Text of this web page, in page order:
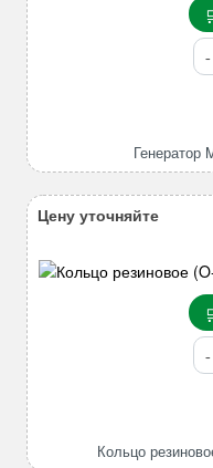
Генератор
Кольцо
Цену уточняйте